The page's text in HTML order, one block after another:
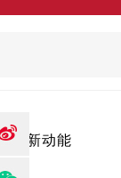
场新动能